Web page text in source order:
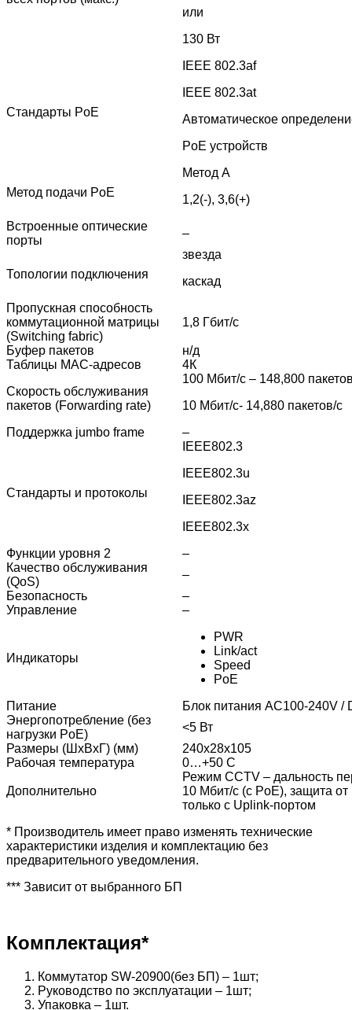
или
130 Вт
Стандарты PoE
IEEE 802.3af
IEEE 802.3at
Автоматическое
PoE устройств
Метод подачи PoE
Метод А
1,2(-), 3,6(+)
Встроенные оптические
порты
–
Топологии подключения
звезда
каскад
Пропускная способность
коммутационной матрицы
(Switching fabric)
1,8 Гбит/с
Буфер пакетов
н/д
Таблицы MAC-адресов
4К
Скорость обслуживания
пакетов (Forwarding rate)
100 Мбит/c – 148,800
10 Мбит/c- 14,880 пакетов/c
Поддержка jumbo frame
–
Стандарты и протоколы
IEEE802.3
IEEE802.3u
IEEE802.3az
IEEE802.3x
Функции уровня 2
–
Качество обслуживания
(QoS)
–
Безопасность
–
Управление
–
Индикаторы
PWR
Link/act
Speed
PoE
Питание
Блок питания AC100-240V /
Энергопотребление (без
нагрузки PoE)
<5 Вт
Размеры (ШхВхГ) (мм)
240x28x105
Рабочая температура
0…+50 С
Дополнительно
Режим CCTV – дальность
10 Мбит/с (c PoE), защита
только с Uplink-портом
* Производитель имеет право изменять технические
характеристики изделия и комплектацию без
предварительного уведомления.
*** Зависит от выбранного БП
Комплектация*
Коммутатор SW-20900(без БП) – 1шт;
Руководство по эксплуатации – 1шт;
Упаковка – 1шт.